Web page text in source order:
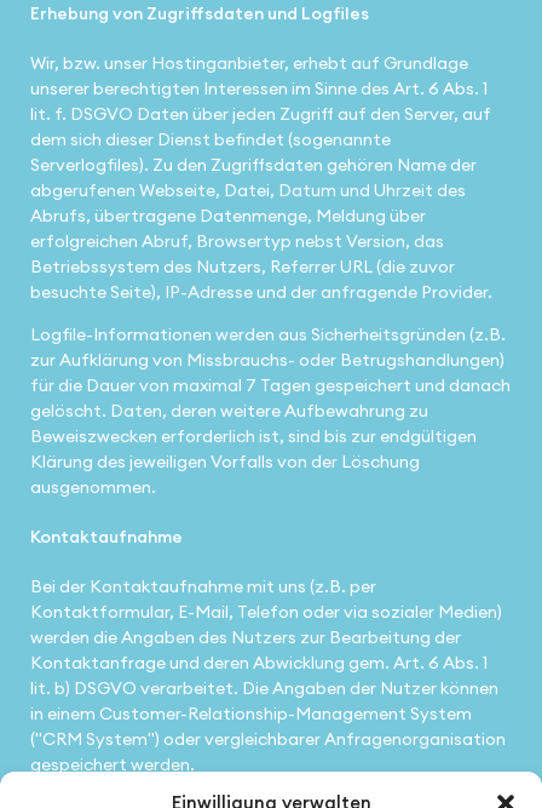
Einwilligung verwalten
Erhebung von Zugriffsdaten und Logfiles
Wir, bzw. unser Hostinganbieter, erhebt auf Grundlage
unserer berechtigten Interessen im Sinne des Art. 6 Abs. 1
lit. f. DSGVO Daten über jeden Zugriff auf den Server, auf
dem sich dieser Dienst befindet (sogenannte
Serverlogfiles). Zu den Zugriffsdaten gehören Name der
abgerufenen Webseite, Datei, Datum und Uhrzeit des
Abrufs, übertragene Datenmenge, Meldung über
erfolgreichen Abruf, Browsertyp nebst Version, das
Betriebssystem des Nutzers, Referrer URL (die zuvor
besuchte Seite), IP-Adresse und der anfragende Provider.
Logfile-Informationen werden aus Sicherheitsgründen (z.B.
zur Aufklärung von Missbrauchs- oder Betrugshandlungen)
für die Dauer von maximal 7 Tagen gespeichert und danach
gelöscht. Daten, deren weitere Aufbewahrung zu
Beweiszwecken erforderlich ist, sind bis zur endgültigen
Klärung des jeweiligen Vorfalls von der Löschung
ausgenommen.
Kontaktaufnahme
Bei der Kontaktaufnahme mit uns (z.B. per
Kontaktformular, E-Mail, Telefon oder via sozialer Medien)
werden die Angaben des Nutzers zur Bearbeitung der
Kontaktanfrage und deren Abwicklung gem. Art. 6 Abs. 1
lit. b) DSGVO verarbeitet. Die Angaben der Nutzer können
in einem Customer-Relationship-Management System
("CRM System") oder vergleichbarer Anfragenorganisation
gespeichert werden.